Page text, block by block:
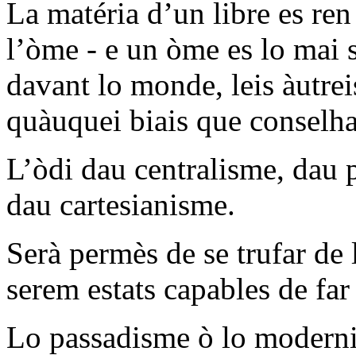
La matéria d’un libre es
l’òme - e un òme es lo mai
davant lo monde, leis
quàuquei biais que
L’òdi dau centralisme, dau
dau cartesianisme.
Serà permès de se trufar
serem estats capables de
Lo passadisme ò lo